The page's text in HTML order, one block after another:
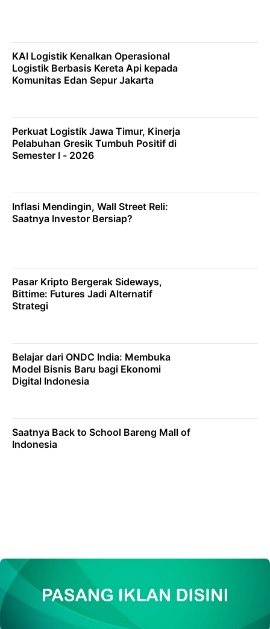
KAI Logistik Kenalkan Operasional
Logistik Berbasis Kereta Api kepada
Komunitas Edan Sepur Jakarta
Perkuat Logistik Jawa Timur, Kinerja
Pelabuhan Gresik Tumbuh Positif di
Semester I - 2026
Inflasi Mendingin, Wall Street Reli:
Saatnya Investor Bersiap?
Pasar Kripto Bergerak Sideways,
Bittime: Futures Jadi Alternatif
Strategi
Belajar dari ONDC India: Membuka
Model Bisnis Baru bagi Ekonomi
Digital Indonesia
Saatnya Back to School Bareng Mall of
Indonesia